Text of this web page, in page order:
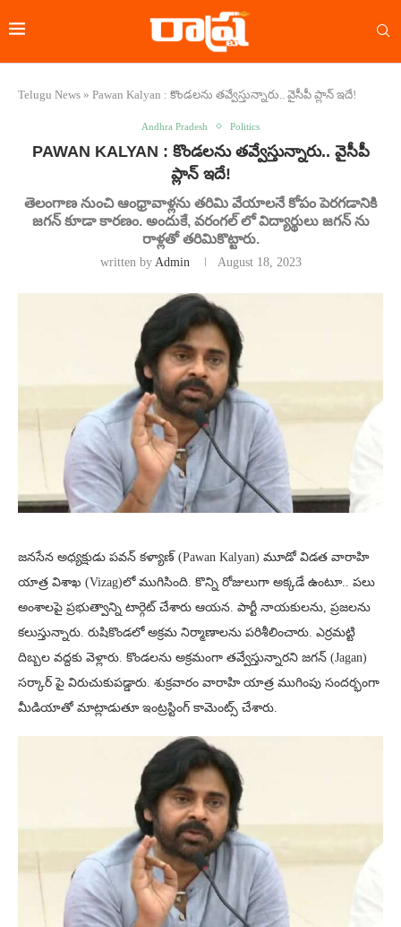
Telugu News » Pawan Kalyan : కొండలను తవ్వేస్తున్నారు.. వైసీపీ ప్లాన్ ఇదే!
Andhra Pradesh Politics
PAWAN KALYAN : కొండలను తవ్వేస్తున్నారు.. వైసీపీ
ప్లాన్ ఇదే!
తెలంగాణ నుంచి ఆంధ్రావాళ్లను తరిమి వేయాలనే కోపం పెరగడానికి
జగన్ కూడా కారణం. అందుకే, వరంగల్ లో విద్యార్థులు జగన్‌ ను
రాళ్లతో తరిమికొట్టారు.
written by Admin August 18, 2023
జనసేన అధ్యక్షుడు పవన్ కళ్యాణ్ (Pawan Kalyan) మూడో విడత వారాహి
యాత్ర విశాఖ (Vizag)లో ముగిసింది. కొన్ని రోజులుగా అక్కడే ఉంటూ.. పలు
అంశాలపై ప్రభుత్వాన్ని టార్గెట్ చేశారు ఆయన. పార్టీ నాయకులను, ప్రజలను
కలుస్తున్నారు. రుషికొండలో అక్రమ నిర్మాణాలను పరిశీలించారు. ఎర్రమట్టి
దిబ్బల వద్దకు వెళ్లారు. కొండలను అక్రమంగా తవ్వేస్తున్నారని జగన్ (Jagan)
సర్కార్ పై విరుచుకుపడ్డారు. శుక్రవారం వారాహి యాత్ర ముగింపు సందర్భంగా
మీడియాతో మాట్లాడుతూ ఇంట్రస్టింగ్ కామెంట్స్ చేశారు.